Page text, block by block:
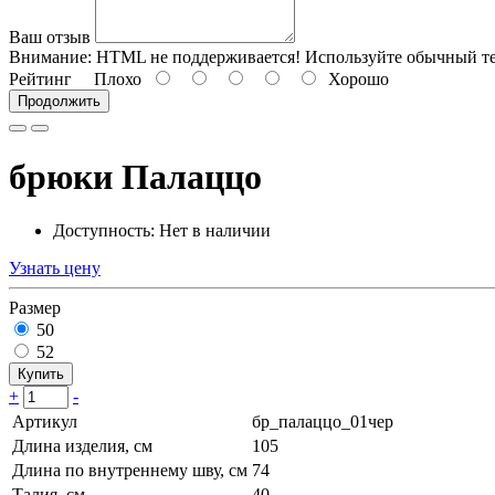
Ваш отзыв
Внимание: HTML не поддерживается! Используйте обычный
Рейтинг Плохо Хорошо
Продолжить
брюки Палаццо
Доступность: Нет в наличии
Узнать цену
Размер
50
52
Купить
+
-
Артикул
бр_палаццо_01чер
Длина изделия, см
105
Длина по внутреннему шву, см 74